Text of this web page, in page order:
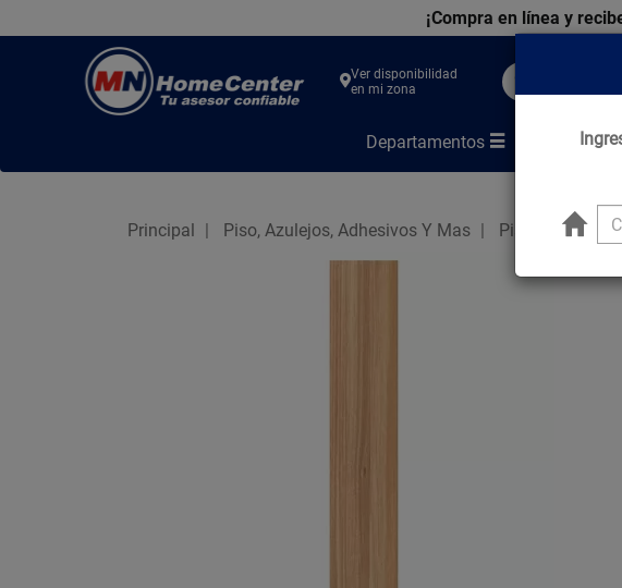
¡Compra en línea y
Center
Ver disponibilidad
en mi zona
Departamentos Marcas
Principal Piso, Azulejos, Adhesivos Y Mas Pisos Estilo